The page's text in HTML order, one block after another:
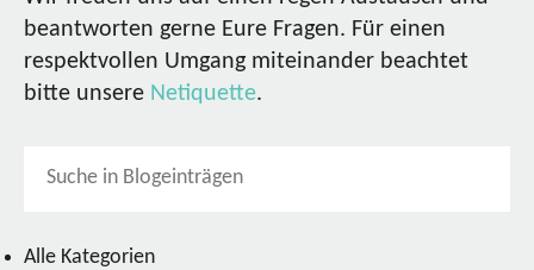
beantworten gerne Eure Fragen. Für einen
respektvollen Umgang miteinander beachtet
bitte unsere Netiquette.
Alle Kategorien